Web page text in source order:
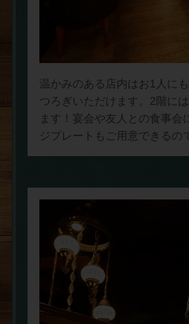
温かみのある店内はお1人に
つろぎいただけます。2階に
ます！宴会や友人との食事会
ジプレートもご用意できるの